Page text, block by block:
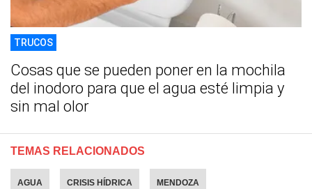
TRUCOS
Cosas que se pueden poner en la mochila
del inodoro para que el agua esté limpia y
sin mal olor
TEMAS RELACIONADOS
AGUA CRISIS HÍDRICA MENDOZA